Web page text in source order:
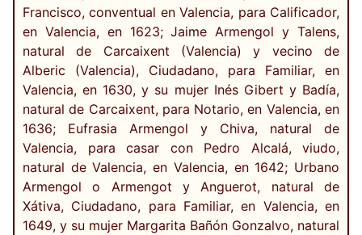
Francisco, conventual en Valencia, para Calificador,
en Valencia, en 1623; Jaime Armengol y Talens,
natural de Carcaixent (Valencia) y vecino de
Alberic (Valencia), Ciudadano, para Familiar, en
Valencia, en 1630, y su mujer Inés Gibert y Badía,
natural de Carcaixent, para Notario, en Valencia, en
1636; Eufrasia Armengol y Chiva, natural de
Valencia, para casar con Pedro Alcalá, viudo,
natural de Valencia, en Valencia, en 1642; Urbano
Armengol o Armengot y Anguerot, natural de
Xátiva, Ciudadano, para Familiar, en Valencia, en
1649, y su mujer Margarita Bañón Gonzalvo, natural